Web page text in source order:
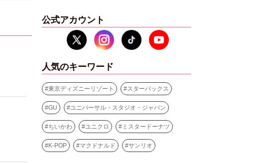
公式アカウント
人気のキーワード
#東京ディズニーリゾート #スターバックス
#GU #ユニバーサル・スタジオ・ジャパン
#ちいかわ #ユニクロ # ミスタードーナツ
#K-POP #マクドナルド #サンリオ